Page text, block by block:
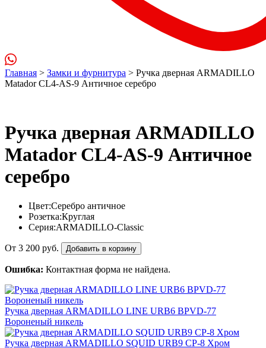
Главная > Замки и фурнитура > Ручка дверная ARMADILLO
Matador CL4-AS-9 Античное серебро
Ручка дверная ARMADILLO
Matador CL4-AS-9 Античное
серебро
Цвет:Серебро античное
Розетка:Круглая
Серия:ARMADILLO-Classic
От 3 200 руб. Добавить в корзину
Ошибка: Контактная форма не найдена.
Ручка дверная ARMADILLO LINE URB6 BPVD-77
Вороненый никель
Ручка дверная ARMADILLO SQUID URB9 CP-8 Хром